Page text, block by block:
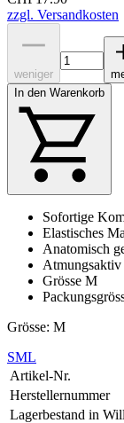
zzgl. Versandkosten
weniger
In den Warenkorb
Sofortige
Elastisches
Anatomisch
Atmungsaktiv
Grösse M
Grösse: M
SML
Artikel-Nr.
Herstellernummer
Lagerbestand in